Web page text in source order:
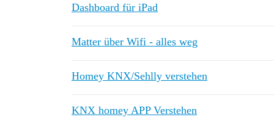
Dashboard für iPad
Matter über Wifi - alles weg
Homey KNX/Sehlly verstehen
KNX homey APP Verstehen